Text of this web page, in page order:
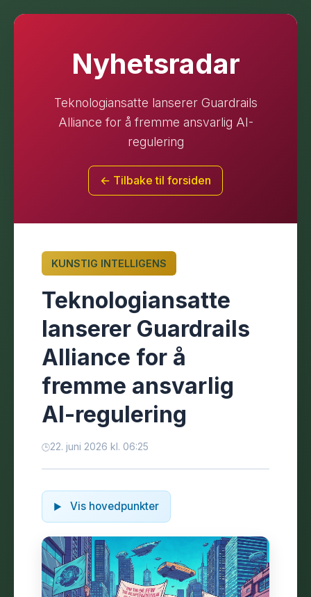
Nyhetsradar
Teknologiansatte lanserer Guardrails
Alliance for å fremme ansvarlig AI-
regulering
← Tilbake til forsiden
KUNSTIG INTELLIGENS
Teknologiansatte
lanserer Guardrails
Alliance for å
fremme ansvarlig
AI-regulering
22. juni 2026 kl. 06:25
Vis hovedpunkter